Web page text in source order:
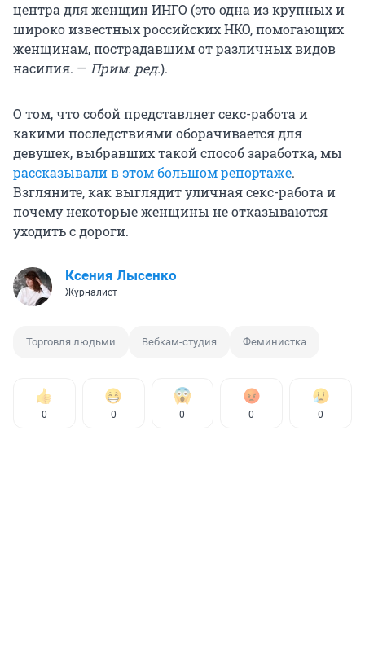
центра для женщин ИНГО (это одна из крупных и
широко известных российских НКО, помогающих
женщинам, пострадавшим от различных видов
насилия. — Прим. ред.).
О том, что собой представляет секс-работа и
какими последствиями оборачивается для
девушек, выбравших такой способ заработка, мы
рассказывали в этом большом репортаже.
Взгляните, как выглядит уличная секс-работа и
почему некоторые женщины не отказываются
уходить с дороги.
Ксения Лысенко
Журналист
Торговля людьми Вебкам-студия Феминистка
0 0 0 0 0